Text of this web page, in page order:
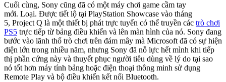
Cuối cùng, Sony cũng đã có một máy chơi game cầm tay
mới. Loại. Được tiết lộ tại PlayStation Showcase vào tháng
5, Project Q là một thiết bị phát trực tuyến có thể truyền các trò chơi
PS5 trực tiếp từ bảng điều khiển và lên màn hình của nó. Sony đang
bước vào lãnh thổ trò chơi trên đám mây mà Microsoft đã có sự hiện
diện lớn trong nhiều năm, nhưng Sony đã nỗ lực hết mình khi tiếp
thị phần cứng này và thuyết phục người tiêu dùng về lý do tại sao
nó tốt hơn máy tính bảng hoặc điện thoại thông minh sử dụng
Remote Play và bộ điều khiển kết nối Bluetooth.